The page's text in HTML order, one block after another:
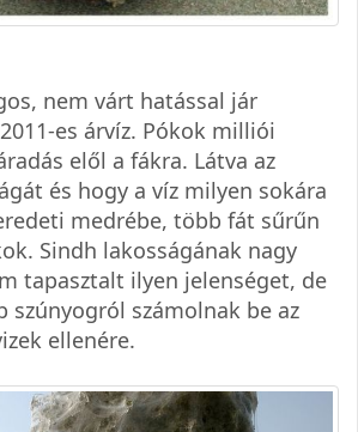
nem várt hatással jár
es árvíz. Pókok milliói
elől a fákra. Látva az
és hogy a víz milyen sokára
medrébe, több fát sűrűn
Sindh lakosságának nagy
tapasztalt ilyen jelenséget, de
szúnyogról számolnak be az
ellenére.